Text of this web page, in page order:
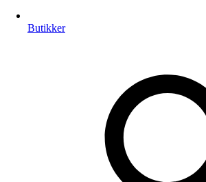
Butikker